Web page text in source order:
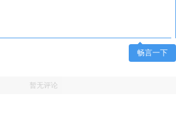
畅言一下
暂无评论